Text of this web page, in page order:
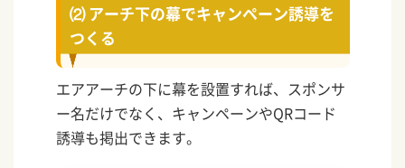
⑵ アーチ下の幕でキャンペーン誘導を
つくる
エアアーチの下に幕を設置すれば、スポンサ
ー名だけでなく、キャンペーンやQRコード
誘導も掲出できます。